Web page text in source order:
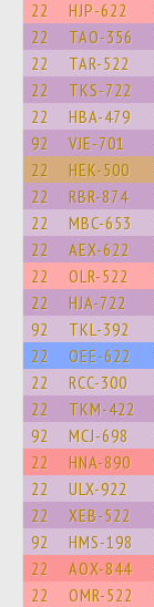
22 HJP-622
22 TAO-356
22 TAR-522
22 TKS-722
22 HBA-479
92 VJE-701
22 HEK-500
22 RBR-874
22 MBC-653
22 AEX-622
22 OLR-522
22 HJA-722
92 TKL-392
22 OEE-622
22 RCC-300
22 TKM-422
92 MCJ-698
22 HNA-890
22 ULX-922
22 XEB-522
92 HMS-198
22 AOX-844
22 OMR-522